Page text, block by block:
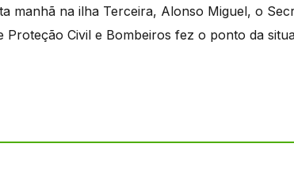
manhã na ilha Terceira, Alonso Miguel, o
Proteção Civil e Bombeiros fez o ponto da